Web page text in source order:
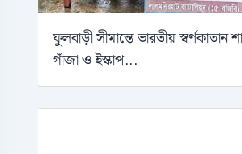
ফুলবাড়ী সীমান্তে ভারতীয় স্বর্ণকাতান
গাঁজা ও ইস্কাপ...